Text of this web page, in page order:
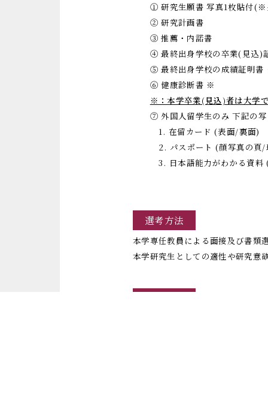
① 研究生願書 写真1枚貼付(※
② 研究計画書
③ 推薦・内諾書
④ 最終出身学校の卒業(見込)
⑤ 最終出身学校の成績証明書
⑥ 健康診断書 ※
※：本学卒業(見込)者は大学
⑦ 外国人留学生のみ 下記の写
1. 在留カード (表面/裏面)
2. パスポート (顔写真の頁/
3. 日本語能力がわかる資料 (
選考方法
本学専任教員による面接及び書類
本学研究生としての適性や研究意